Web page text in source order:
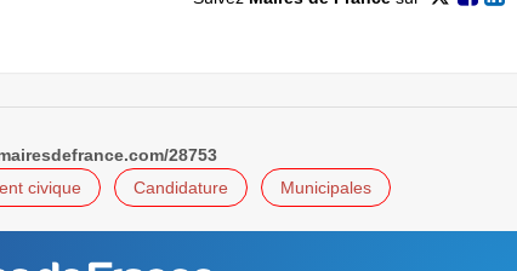
28753
civique
Candidature Municipales